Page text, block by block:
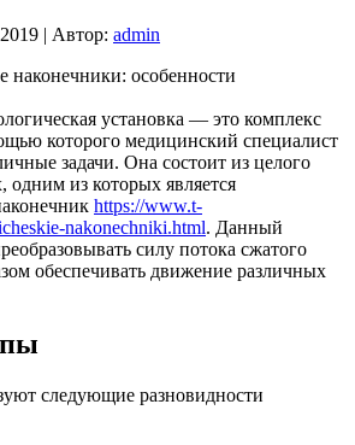
| Автор: admin
установка — это комплекс
которого медицинский специалист
задачи. Она состоит из целого
из которых является
https://www.t-
nakonechniki.html. Данный
силу потока сжатого
обеспечивать движение различных
следующие разновидности